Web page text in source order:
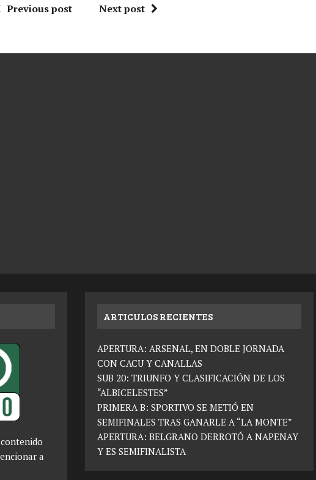
Previous post Next post
a
ARTICULOS RECIENTES
APERTURA: ARSENAL, EN DOBLE JORNADA
CON CACU Y CANALLAS
SUB 20: TRIUNFO Y CLASIFICACIÓN DE LOS
“ALBICELESTES”
PRIMERA B: SPORTIVO SE METIÓ EN
SEMIFINALES TRAS GANARLE A “LA MONTE”
APERTURA: BELGRANO DERROTÓ A NAPENAY
Y ES SEMIFINALISTA